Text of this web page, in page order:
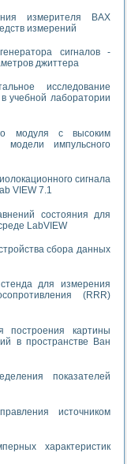
измерителя ВАХ
измерений
сигналов -
джиттера
исследование
учебной лаборатории
модуля с высоким
импульсного
сигнала
VIEW 7.1
состояния для
LabVIEW
сбора данных
стенда для измерения
(RRR)
построения картины
в пространстве Ван
показателей
источником
характеристик